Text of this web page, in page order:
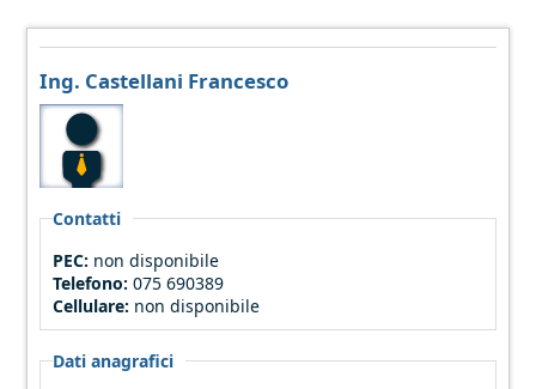
Ing. Castellani Francesco
Contatti
PEC: non disponibile
Telefono:075 690389
Cellulare: non disponibile
Dati anagrafici